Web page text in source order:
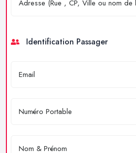
Identification Passager